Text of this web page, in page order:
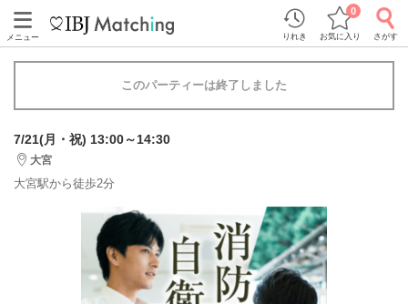
メニュー りれき お気に入り
0
さがす
このパーティーは終了しました
7/21(月・祝) 13:00～14:30
大宮
大宮駅から徒歩2分